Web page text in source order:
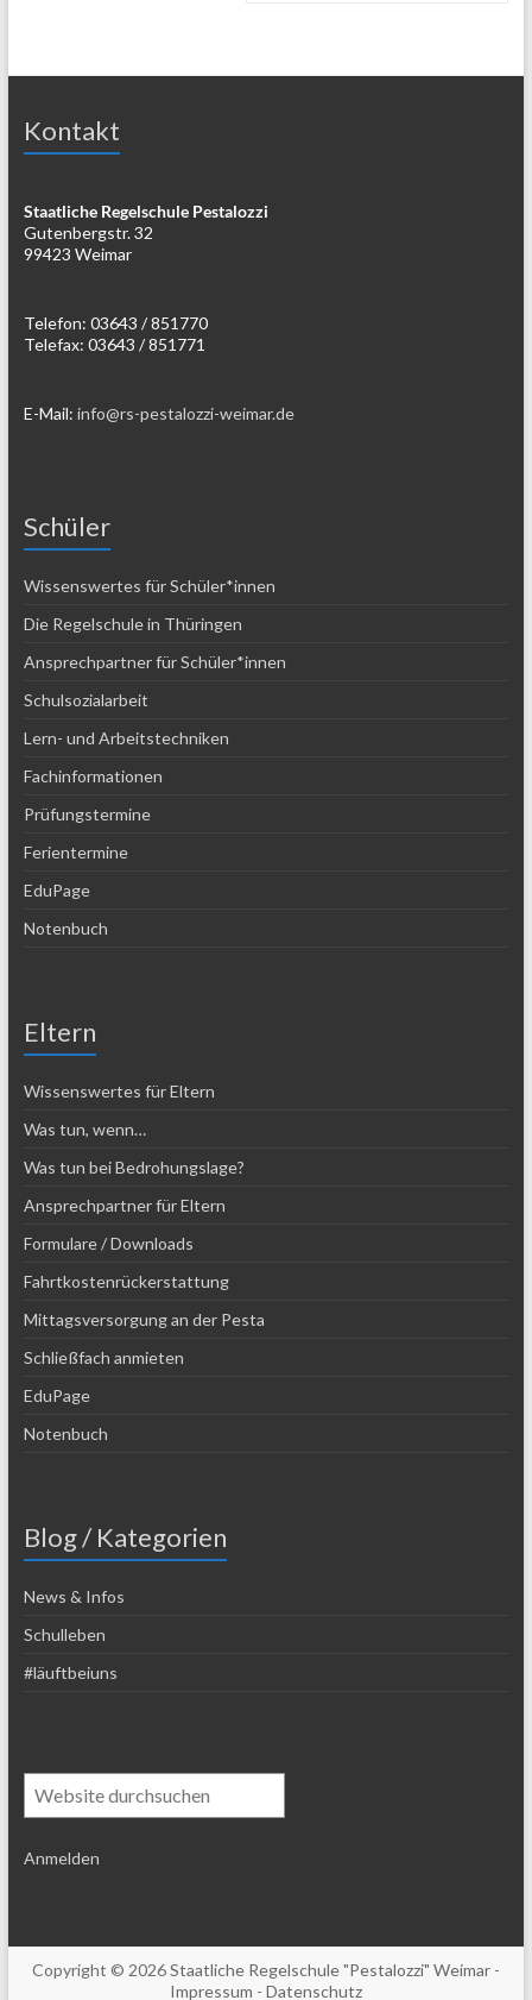
Kontakt
Staatliche Regelschule Pestalozzi
Gutenbergstr. 32
99423 Weimar
Telefon: 03643 / 851770
Telefax: 03643 / 851771
E-Mail: info@rs-pestalozzi-weimar.de
Schüler
Wissenswertes für Schüler*innen
Die Regelschule in Thüringen
Ansprechpartner für Schüler*innen
Schulsozialarbeit
Lern- und Arbeitstechniken
Fachinformationen
Prüfungstermine
Ferientermine
EduPage
Notenbuch
Eltern
Wissenswertes für Eltern
Was tun, wenn…
Was tun bei Bedrohungslage?
Ansprechpartner für Eltern
Formulare / Downloads
Fahrtkostenrückerstattung
Mittagsversorgung an der Pesta
Schließfach anmieten
EduPage
Notenbuch
Blog / Kategorien
News & Infos
Schulleben
#läuftbeiuns
Anmelden
Copyright © 2026Staatliche Regelschule "Pestalozzi" Weimar-
Impressum - Datenschutz